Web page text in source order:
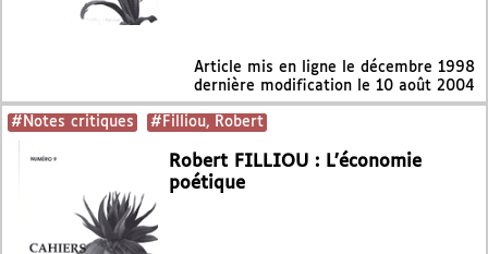
Article mis en ligne le décembre 1998
dernière modification le 10 août 2004
#Notes critiques #Filliou, Robert
Robert FILLIOU : L’économie
poétique